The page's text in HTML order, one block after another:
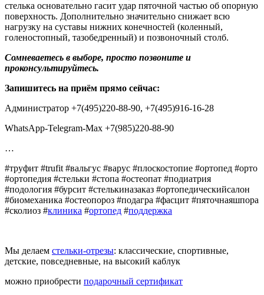
стелька основательно гасит удар пяточной частью об опорную
поверхность. Дополнительно значительно снижает всю
нагрузку на суставы нижних конечностей (коленный,
голеностопный, тазобедренный) и позвоночный столб.
Сомневаетесь в выборе, просто позвоните и
проконсультируйтесь.
Запишитесь на приём прямо сейчас:
Администратор +7(495)220-88-90, +7(495)916-16-28
WhatsApp-Telegram-Max +7(985)220-88-90
…
#труфит #trufit #вальгус #варус #плоскостопие #ортопед #орто
#ортопедия #стельки #стопа #остеопат #подиатрия
#подология #бурсит #стелькиназаказ #ортопедическийсалон
#биомеханика #остеопороз #подагра #фасцит #пяточнаяшпора
#сколиоз #клиника #ортопед #поддержка
Мы делаем стельки-отрезы: классические, спортивные,
детские, повседневные, на высокий каблук
можно приобрести подарочный сертификат